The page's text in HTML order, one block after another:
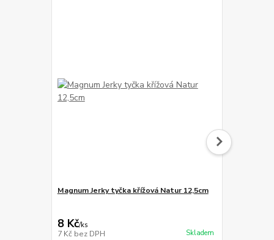
Magnum Jerky tyčka křížová Natur 12,5cm
8 Kč/ks
7 Kč bez DPH Skladem